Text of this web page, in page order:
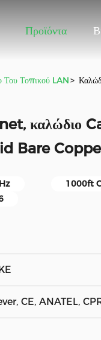
Προϊόντα
Του Τοπικού LAN>
καλώδιο
Bare
1000ft
CE, ANATEL,